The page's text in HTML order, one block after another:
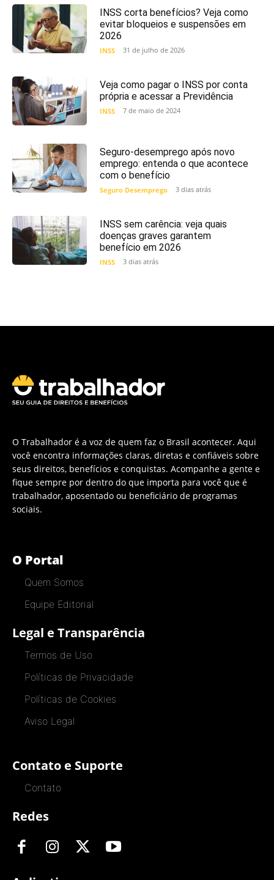
INSS corta benefícios? Veja como
evitar bloqueios e suspensões em
2026
INSS 31 de julho de 2026
Veja como pagar o INSS por conta
própria e acessar a Previdência
INSS 7 de maio de 2024
Seguro-desemprego após novo
emprego: entenda o que acontece
com o benefício
Seguro Desemprego 3 dias atrás
INSS sem carência: veja quais
doenças graves garantem
benefício em 2026
INSS 3 dias atrás
O Trabalhador é a voz de quem faz o Brasil acontecer. Aqui
você encontra informações claras, diretas e confiáveis sobre
seus direitos, benefícios e conquistas. Acompanhe a gente e
fique sempre por dentro do que importa para você que é
trabalhador, aposentado ou beneficiário de programas
sociais.
O Portal
Quem Somos
Equipe Editorial
Legal e Transparência
Termos de Uso
Políticas de Privacidade
Políticas de Cookies
Aviso Legal
Contato e Suporte
Contato
Redes